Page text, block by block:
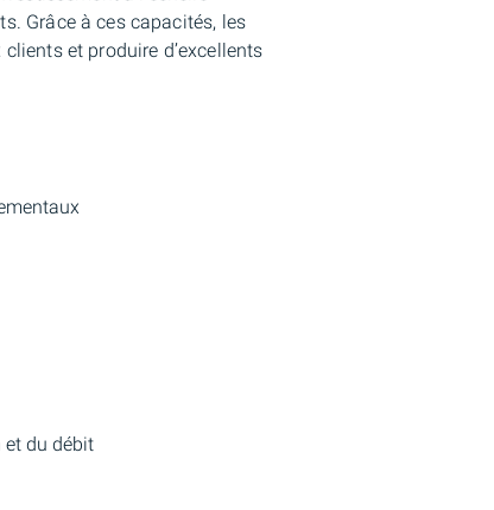
Grâce à ces capacités, les
et produire d’excellents
et du débit